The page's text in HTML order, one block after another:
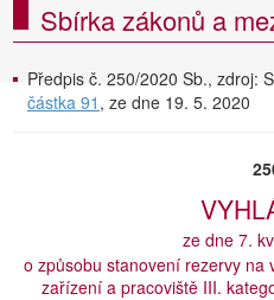
Sbírka zákonů a
Předpis č. 250/2020 Sb., zdroj:
částka 91 , ze dne 19. 5. 2020
ze dne 7.
o způsobu stanovení rezervy na
zařízení a pracoviště III.